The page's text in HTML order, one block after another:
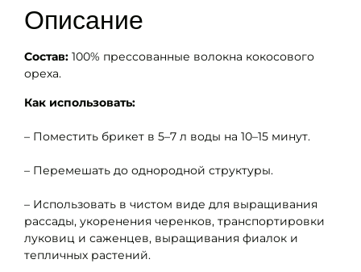
Описание
Состав: 100% прессованные волокна кокосового
ореха.
Как использовать:
– Поместить брикет в 5–7 л воды на 10–15 минут.
– Перемешать до однородной структуры.
– Использовать в чистом виде для выращивания
рассады, укоренения черенков, транспортировки
луковиц и саженцев, выращивания фиалок и
тепличных растений.